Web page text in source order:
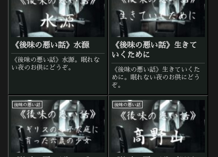
《後味の悪い話》水源
《後味の悪い話》水源。眠れな
い夜のお供にどうぞ。
《後味の悪い話》生きて
いくために
《後味の悪い話》生きていくた
めに。眠れない夜のお供にどう
ぞ。
後味の悪い話 後味の悪い話